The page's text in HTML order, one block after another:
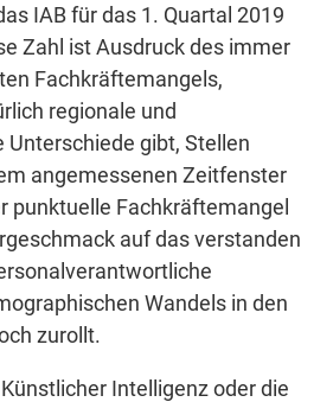
IAB für das 1. Quartal 2019
Zahl ist Ausdruck des immer
Fachkräftemangels,
regionale und
Unterschiede gibt, Stellen
angemessenen Zeitfenster
punktuelle Fachkräftemangel
auf das verstanden
Wandels in den
zurollt.
Intelligenz oder die